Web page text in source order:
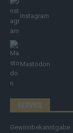
Instagram
Mastodon
SERVICE
Gewinnbekanntgabe